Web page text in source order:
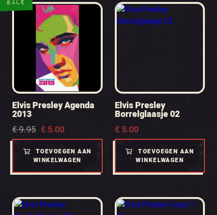
SALE
Elvis Presley Agenda
2013
€9.95
Oorspronkelijke
prijs
was:
€ 9.95.
€5.00
Huidige
prijs
€ 5.00.
TOEVOEGEN AAN
WINKELWAGEN
Elvis Presley
Borrelglaasje 02
€5.00
TOEVOEGEN AAN
WINKELWAGEN